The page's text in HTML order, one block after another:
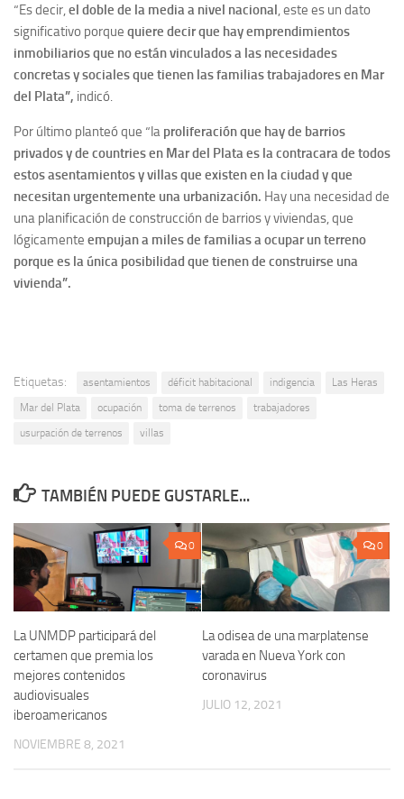
“Es decir,el doble de la media a nivel nacional, este es un dato
significativo porque quiere decir que hay emprendimientos
inmobiliarios que no están vinculados a las necesidades
concretas y sociales que tienen las familias trabajadores en Mar
del Plata”, indicó.
Por último planteó que “la proliferación que hay de barrios
privados y de countries en Mar del Plata es la contracara de todos
estos asentamientos y villas que existen en la ciudad y que
necesitan urgentemente una urbanización. Hay una necesidad de
una planificación de construcción de barrios y viviendas, que
lógicamente empujan a miles de familias a ocupar un terreno
porque es la única posibilidad que tienen de construirse una
vivienda”.
Etiquetas: asentamientos déficit habitacional indigencia
Las Heras
Mar del Plata
ocupación toma de terrenos
trabajadores
usurpación de terrenos
villas
TAMBIÉN PUEDE GUSTARLE...
0
La UNMDP participará del
certamen que premia los
mejores contenidos
audiovisuales
iberoamericanos
NOVIEMBRE 8, 2021
0
La odisea de una marplatense
varada en Nueva York con
coronavirus
JULIO 12, 2021